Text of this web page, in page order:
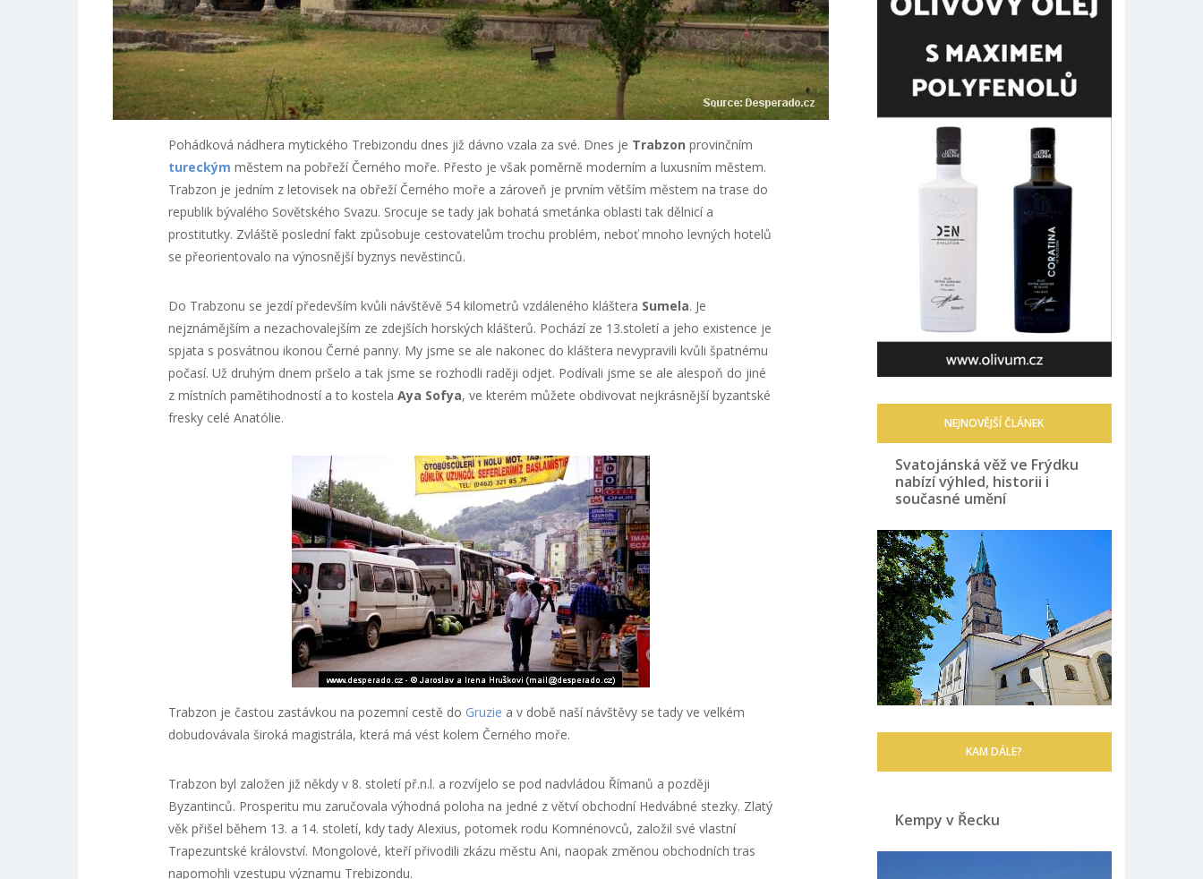
Pohádková nádhera mytického Trebizondu dnes již dávno vzala za své. Dnes je Trabzon provinčním
tureckým městem na pobřeží Černého moře. Přesto je však poměrně moderním a luxusním městem.
Trabzon je jedním z letovisek na obřeží Černého moře a zároveň je prvním větším městem na trase do
republik bývalého Sovětského Svazu. Srocuje se tady jak bohatá smetánka oblasti tak dělnicí a
prostitutky. Zvláště poslední fakt způsobuje cestovatelům trochu problém, neboť mnoho levných hotelů
se přeorientovalo na výnosnější byznys nevěstinců.
Do Trabzonu se jezdí především kvůli návštěvě 54 kilometrů vzdáleného kláštera Sumela. Je
nejznámějším a nezachovalejším ze zdejších horských klášterů. Pochází ze 13.století a jeho existence je
spjata s posvátnou ikonou Černé panny. My jsme se ale nakonec do kláštera nevypravili kvůli špatnému
počasí. Už druhým dnem pršelo a tak jsme se rozhodli raději odjet. Podívali jsme se ale alespoň do jiné
z místních pamětihodností a to kostela Aya Sofya, ve kterém můžete obdivovat nejkrásnější byzantské
fresky celé Anatólie.
Trabzon je častou zastávkou na pozemní cestě do Gruzie a v době naší návštěvy se tady ve velkém
dobudovávala široká magistrála, která má vést kolem Černého moře.
Trabzon byl založen již někdy v 8. století př.n.l. a rozvíjelo se pod nadvládou Římanů a později
Byzantinců. Prosperitu mu zaručovala výhodná poloha na jedné z větví obchodní Hedvábné stezky. Zlatý
věk přišel během 13. a 14. století, kdy tady Alexius, potomek rodu Komnénovců, založil své vlastní
Trapezuntské království. Mongolové, kteří přivodili zkázu městu Ani, naopak změnou obchodních tras
napomohli vzestupu významu Trebizondu.
NEJNOVĚJŠÍ ČLÁNEK
Svatojánská věž ve Frýdku
nabízí výhled, historii i
současné umění
KAM DÁLE?
Kempy v Řecku